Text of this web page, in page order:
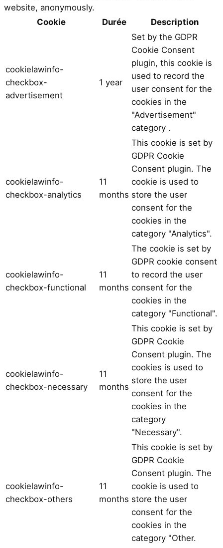
website, anonymously.
Cookie
Durée Description
cookielawinfo-
checkbox-
advertisement
1 year
Set by the GDPR
Cookie Consent
plugin, this cookie is
used to record the
user consent for the
cookies in the
"Advertisement"
category .
cookielawinfo-
checkbox-analytics
11
months
This cookie is set by
GDPR Cookie
Consent plugin. The
cookie is used to
store the user
consent for the
cookies in the
category "Analytics".
cookielawinfo-
checkbox-functional
11
months
The cookie is set by
GDPR cookie consent
to record the user
consent for the
cookies in the
category "Functional".
cookielawinfo-
checkbox-necessary
11
months
This cookie is set by
GDPR Cookie
Consent plugin. The
cookies is used to
store the user
consent for the
cookies in the
category
"Necessary".
cookielawinfo-
checkbox-others
11
months
This cookie is set by
GDPR Cookie
Consent plugin. The
cookie is used to
store the user
consent for the
cookies in the
category "Other.